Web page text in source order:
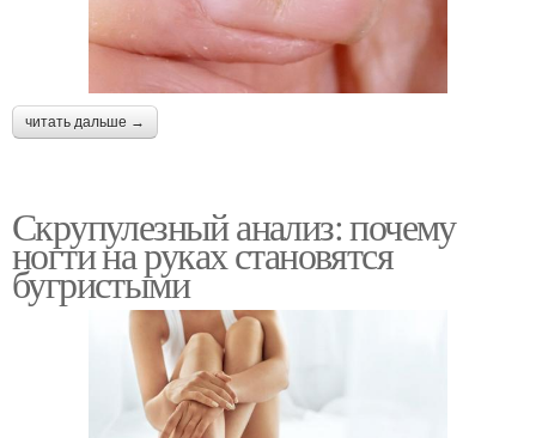
читать дальше →
Скрупулезный анализ: почему
ногти на руках становятся
бугристыми